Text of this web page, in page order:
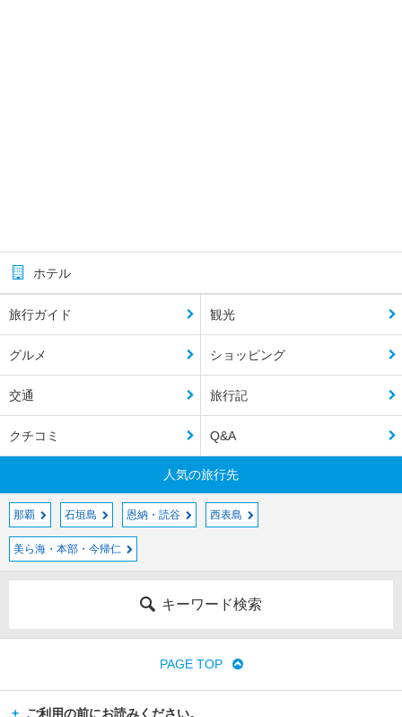
ホテル
旅行ガイド 観光
グルメ ショッピング
交通 旅行記
クチコミ Q&A
人気の旅行先
那覇 石垣島 恩納・読谷 西表島
美ら海・本部・今帰仁
キーワード検索
PAGE TOP
ご利用の前にお読みください。